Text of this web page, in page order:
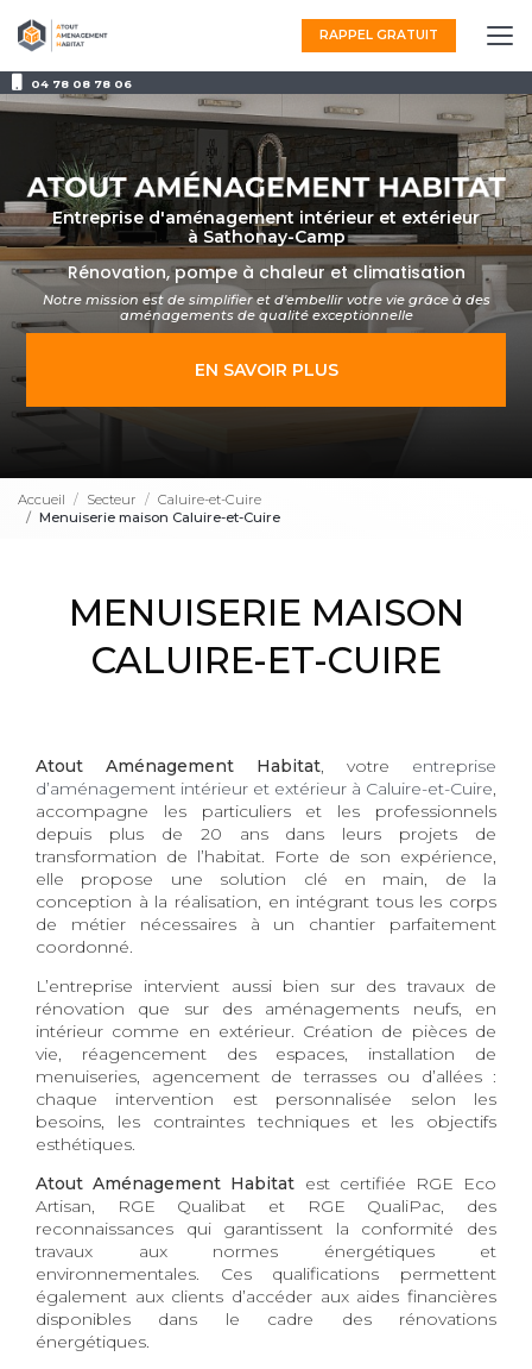
au
contenu
principal
04 78 08 78 06
RAPPEL GRATUIT
Entreprise d'aménagement intérieur et extérieur
à Sathonay-Camp
Rénovation, pompe à chaleur et climatisation
Notre mission est de simplifier et d'embellir votre vie grâce à des
aménagementsde qualité exceptionnelle
EN SAVOIR PLUS
Accueil Secteur
Caluire-et-Cuire
Menuiserie maison Caluire-et-Cuire
MENUISERIE MAISON
CALUIRE-ET-CUIRE
Atout Aménagement Habitat, votre entreprise
d’aménagement intérieur et extérieur à Caluire-et-Cuire,
accompagne les particuliers et les professionnels
depuis plus de 20 ans dans leurs projets de
transformation de l’habitat. Forte de son expérience,
elle propose une solution clé en main, de la
conception à la réalisation, en intégrant tous les corps
de métier nécessaires à un chantier parfaitement
coordonné.
L’entreprise intervient aussi bien sur des travaux de
rénovation que sur des aménagements neufs, en
intérieur comme en extérieur. Création de pièces de
vie, réagencement des espaces, installation de
menuiseries, agencement de terrasses ou d’allées :
chaque intervention est personnalisée selon les
besoins, les contraintes techniques et les objectifs
esthétiques.
Atout Aménagement Habitat est certifiée RGE Eco
Artisan, RGE Qualibat et RGE QualiPac, des
reconnaissances qui garantissent la conformité des
travaux aux normes énergétiques et
environnementales. Ces qualifications permettent
également aux clients d’accéder aux aides financières
disponibles dans le cadre des rénovations
énergétiques.